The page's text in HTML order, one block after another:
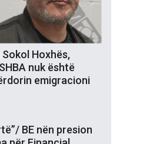
Hoxhës,
nuk është
emigracioni
BE nën presion